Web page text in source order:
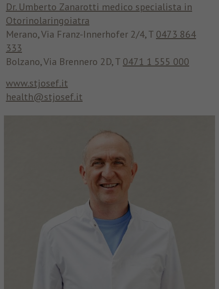
Dr. Umberto Zanarotti medico specialista in
Otorinolaringoiatra
Merano, Via Franz-Innerhofer 2/4, T 0473 864
333
Bolzano, Via Brennero 2D, T 0471 1 555 000
www.stjosef.it
health@stjosef.it